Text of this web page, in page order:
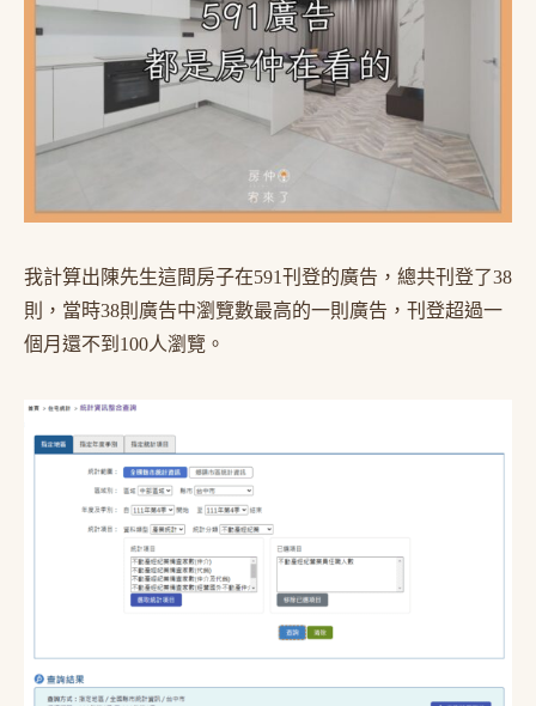
我計算出陳先生這間房子在591刊登的廣告，總共刊登了38
則，當時38則廣告中瀏覽數最高的一則廣告，刊登超過一
個月還不到100人瀏覽。